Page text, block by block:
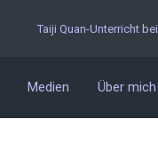
Taiji Quan-Unterricht
Medien Über mich